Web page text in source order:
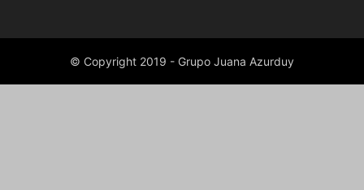
© Copyright 2019 - Grupo Juana Azurduy